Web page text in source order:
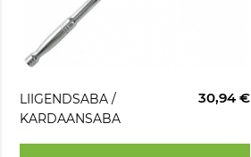
LIIGENDSABA /
KARDAANSABA
30,94 €